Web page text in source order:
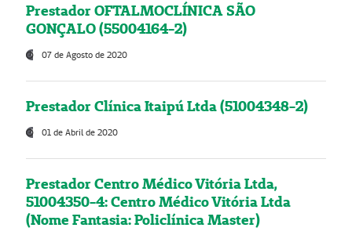
Prestador OFTALMOCLÍNICA SÃO
GONÇALO (55004164-2)
07 de Agosto de 2020
Prestador Clínica Itaipú Ltda (51004348-2)
01 de Abril de 2020
Prestador Centro Médico Vitória Ltda,
51004350-4: Centro Médico Vitória Ltda
(Nome Fantasia: Policlínica Master)